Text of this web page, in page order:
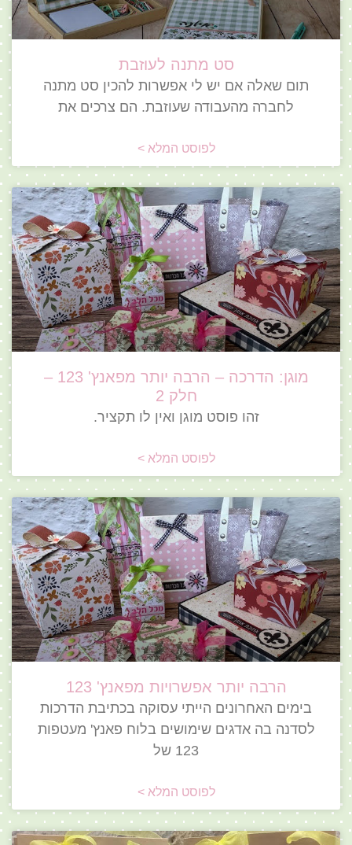
סט מתנה לעוזבת
תום שאלה אם יש לי אפשרות להכין סט מתנה
לחברה מהעבודה שעוזבת. הם צרכים את
לפוסט המלא >
מוגן: הדרכה – הרבה יותר מפאנץ' 123 –
חלק 2
זהו פוסט מוגן ואין לו תקציר.
לפוסט המלא >
הרבה יותר אפשרויות מפאנץ' 123
בימים האחרונים הייתי עסוקה בכתיבת הדרכות
לסדנה בה אדגים שימושים בלוח פאנץ' מעטפות
123 של
לפוסט המלא >